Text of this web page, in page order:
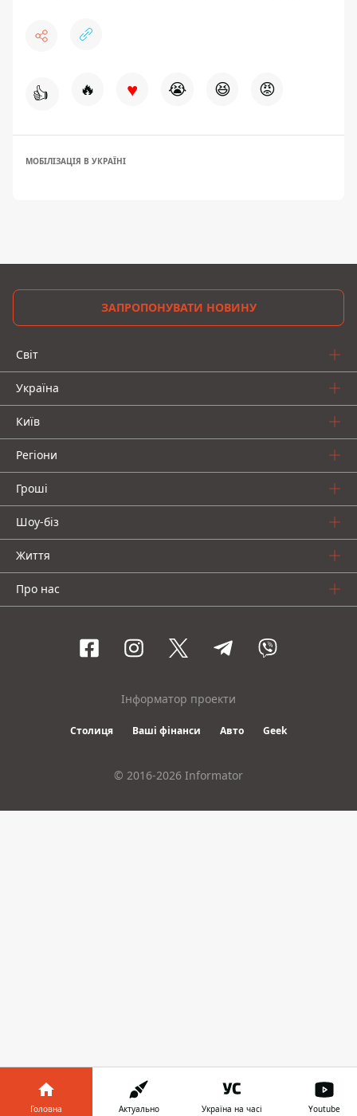
👍 🔥 ♥ 😭 😆 😡
МОБІЛІЗАЦІЯ В УКРАЇНІ
ЗАПРОПОНУВАТИ НОВИНУ
Світ
Україна
Київ
Регіони
Гроші
Шоу-біз
Життя
Про нас
Інформатор проекти
Столиця Ваші фінанси Авто Geek
© 2016-2026 Informator
Головна Актуально Україна на часі Youtube